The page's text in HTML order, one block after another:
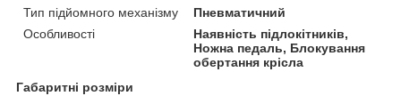
Тип підйомного механізму
Пневматичний
Особливості
Наявність підлокітників,
Ножна педаль, Блокування
обертання крісла
Габаритні розміри